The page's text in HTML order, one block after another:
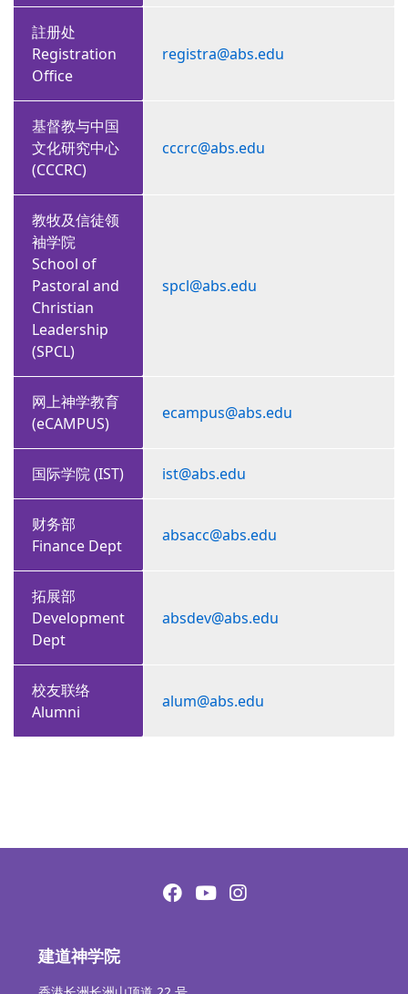
註册处
Registration
Office
registra@abs.edu
基督教与中国
文化研究中心
(CCCRC)
cccrc@abs.edu
教牧及信徒领
袖学院
School of
Pastoral and
Christian
Leadership
(SPCL)
spcl@abs.edu
网上神学教育
(eCAMPUS)
ecampus@abs.edu
国际学院 (IST) ist@abs.edu
财务部
Finance Dept
absacc@abs.edu
拓展部
Development
Dept
absdev@abs.edu
校友联络
Alumni
alum@abs.edu
建道神学院